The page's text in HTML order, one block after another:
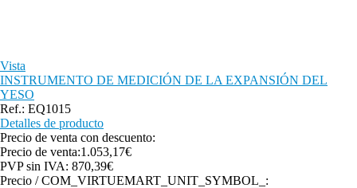
Vista
INSTRUMENTO DE MEDICIÓN DE LA EXPANSIÓN DEL
YESO
Ref.: EQ1015
Detalles de producto
Precio de venta con descuento:
Precio de venta:1.053,17€
PVP sin IVA: 870,39€
Precio / COM_VIRTUEMART_UNIT_SYMBOL_: